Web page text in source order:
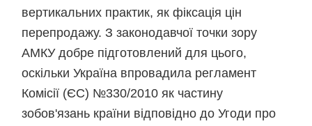
вертикальних практик, як фіксація цін
перепродажу. З законодавчої точки зору
АМКУ добре підготовлений для цього,
оскільки Україна впровадила регламент
Комісії (ЄС) №330/2010 як частину
зобов'язань країни відповідно до Угоди про